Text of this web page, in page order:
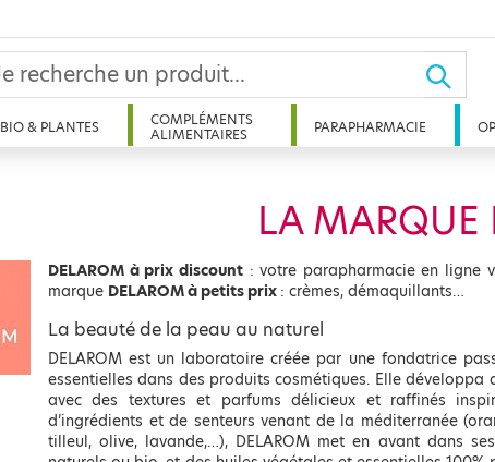
BIO & PLANTES
COMPLÉMENTS
ALIMENTAIRES
PARAPHARMACIE
LA MARQUE
DELAROM à prix discount: votre parapharmacie en ligne
marque DELAROM à petits prix : crèmes, démaquillants…
La beauté de la peau au naturel
DELAROM est un laboratoire créée par une fondatrice
essentielles dans des produits cosmétiques. Elle
avec des textures et parfums délicieux et raffinés
d’ingrédients et de senteurs venant de la méditerranée
tilleul, olive, lavande,…), DELAROM met en avant dans